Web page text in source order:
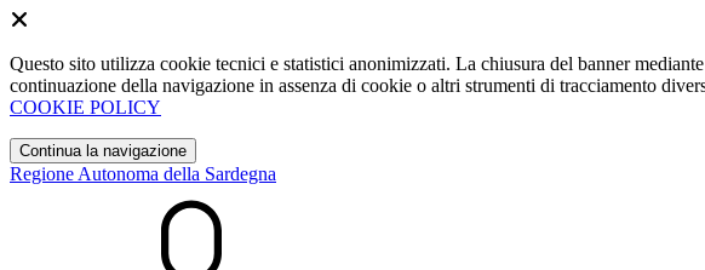
Questo sito utilizza cookie tecnici e statistici anonimizzati. La chiusura del banner
continuazione della navigazione in assenza di cookie o altri strumenti di tracciamento
COOKIE POLICY
Continua la navigazione
Regione Autonoma della Sardegna